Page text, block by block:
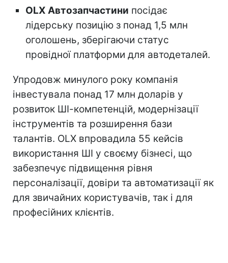
OLX Автозапчастини посідає
лідерську позицію з понад 1,5 млн
оголошень, зберігаючи статус
провідної платформи для автодеталей.
Упродовж минулого року компанія
інвестувала понад 17 млн доларів у
розвиток ШІ-компетенцій, модернізації
інструментів та розширення бази
талантів. OLX впровадила 55 кейсів
використання ШІ у своєму бізнесі, що
забезпечує підвищення рівня
персоналізації, довіри та автоматизації як
для звичайних користувачів, так і для
професійних клієнтів.